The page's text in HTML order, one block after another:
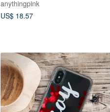
anythingpink
US$ 18.57